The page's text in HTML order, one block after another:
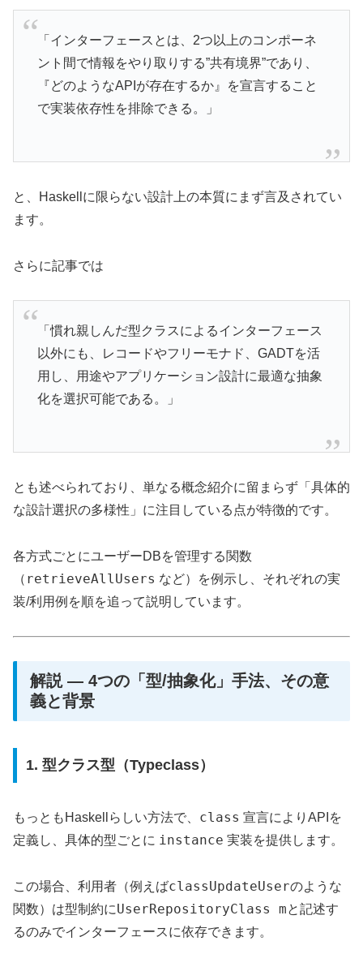
「インターフェースとは、2つ以上のコンポーネ
ント間で情報をやり取りする”共有境界”であり、
『どのようなAPIが存在するか』を宣言すること
で実装依存性を排除できる。」
と、Haskellに限らない設計上の本質にまず言及されてい
ます。
さらに記事では
「慣れ親しんだ型クラスによるインターフェース
以外にも、レコードやフリーモナド、GADTを活
用し、用途やアプリケーション設計に最適な抽象
化を選択可能である。」
とも述べられており、単なる概念紹介に留まらず「具体的
な設計選択の多様性」に注目している点が特徴的です。
各方式ごとにユーザーDBを管理する関数
（ retrieveAllUsers など）を例示し、それぞれの実
装/利用例を順を追って説明しています。
解説 ― 4つの「型/抽象化」手法、その意
義と背景
1. 型クラス型（Typeclass）
もっともHaskellらしい方法で、 class 宣言によりAPIを
定義し、具体的型ごとに instance 実装を提供します。
この場合、利用者（例えばclassUpdateUserのような
関数）は型制約にUserRepositoryClass mと記述す
るのみでインターフェースに依存できます。